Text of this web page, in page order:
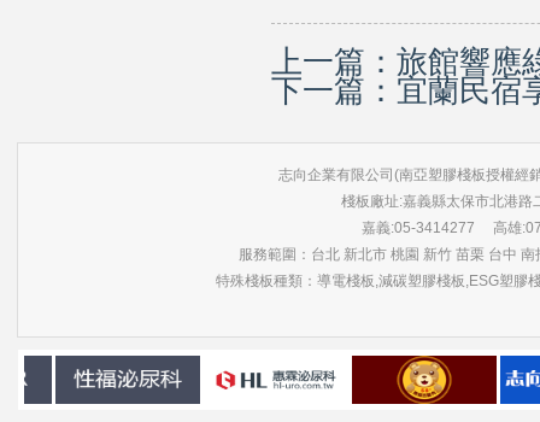
上一篇： 旅館響應
下一篇： 宜蘭民宿
志向企業有限公司(南亞塑膠棧板授權經
棧板廠址:嘉義縣太保市北港
嘉義:05-3414277 高雄
服務範圍：台北 新北市 桃園 新竹 苗栗 台中
特殊棧板種類：導電棧板,減碳塑膠棧板,ESG塑膠